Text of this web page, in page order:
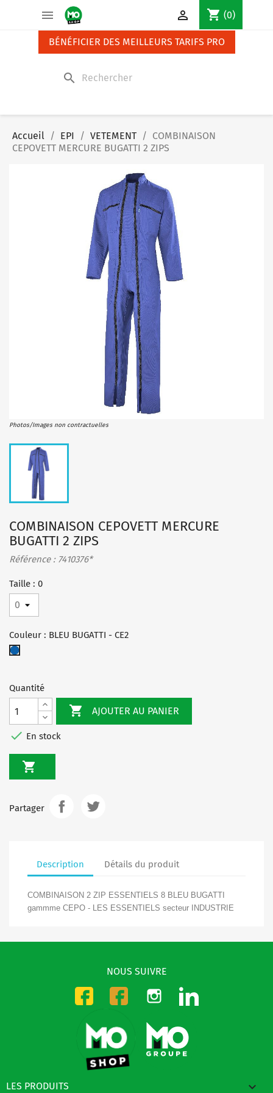
 shopping_cart (0)

BÉNÉFICIER DES MEILLEURS TARIFS PRO
search
Accueil EPI VETEMENT
COMBINAISON
CEPOVETT MERCURE BUGATTI 2 ZIPS
Photos/Images non contractuelles
COMBINAISON CEPOVETT MERCURE
BUGATTI 2 ZIPS
Référence : 7410376*
Taille : 0
Couleur : BLEU BUGATTI - CE2
BLEU
CE2
Quantité
 AJOUTER AU PANIER
 En stock

Partager
Description Détails du produit
COMBINAISON 2 ZIP ESSENTIELS 8 BLEU BUGATTI
gammme CEPO - LES ESSENTIELS secteur INDUSTRIE
NOUS SUIVRE
Facebook-CMOFacebook-DMO
Instagram
LES PRODUITS 
Panneau de gestion des cookies